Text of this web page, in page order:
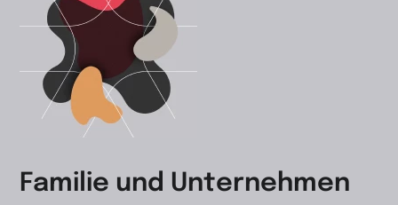
Familie und Unternehmen